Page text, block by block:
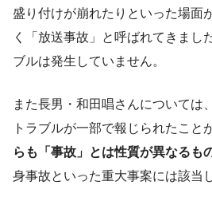
盛り付けが崩れたりといった場面
く「放送事故」と呼ばれてきまし
ブルは発生していません。
また長男・和田唱さんについては
トラブルが一部で報じられたこと
らも「事故」とは性質が異なるも
身事故といった重大事案には該当